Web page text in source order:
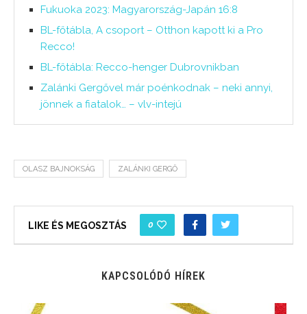
Fukuoka 2023: Magyarország-Japán 16:8
BL-főtábla, A csoport – Otthon kapott ki a Pro
Recco!
BL-főtábla: Recco-henger Dubrovnikban
Zalánki Gergővel már poénkodnak – neki annyi,
jönnek a fiatalok… – vlv-intejú
OLASZ BAJNOKSÁG ZALÁNKI GERGŐ
LIKE ÉS MEGOSZTÁS 0
KAPCSOLÓDÓ HÍREK